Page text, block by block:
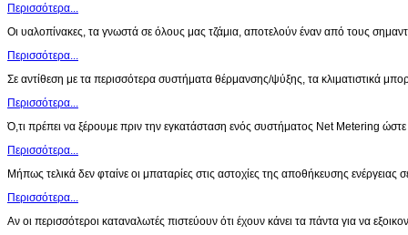
Περισσότερα...
Οι υαλοπίνακες, τα γνωστά σε όλους μας τζάμια, αποτελούν έναν από τους
Περισσότερα...
Σε αντίθεση με τα περισσότερα συστήματα θέρμανσης/ψύξης, τα κλιματιστικά
Περισσότερα...
Ό,τι πρέπει να ξέρουμε πριν την εγκατάσταση ενός συστήματος Net Metering
Περισσότερα...
Μήπως τελικά δεν φταίνε οι μπαταρίες στις αστοχίες της αποθήκευσης
Περισσότερα...
Αν οι περισσότεροι καταναλωτές πιστεύουν ότι έχουν κάνει τα πάντα για να